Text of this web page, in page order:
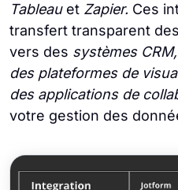
Tableauet Zapier. Ces
transfert transparent
vers des systèmes
des plateformes de
des applications de
votre gestion des